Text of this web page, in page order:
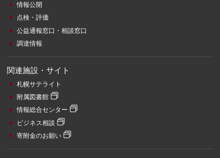
情報公開
点検・評価
公益通報窓口・相談窓口
調達情報
関連施設・サイト
札幌サテライト
附属図書館
情報総合センター
ビジネス相談
寄附金のお願い